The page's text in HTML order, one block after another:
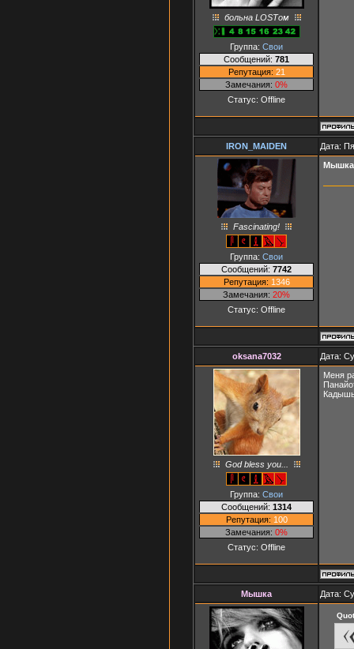
больна LOSTом
Группа: Свои
Сообщений: 781
Репутация: 21
Замечания: 0%
Статус: Offline
IRON_MAIDEN Дата:
Fascinating!
Группа: Свои
Сообщений: 7742
Репутация: 1346
Замечания: 20%
Статус: Offline
Мышка
oksana7032 Дата:
God bless you...
Группа: Свои
Сообщений: 1314
Репутация: 100
Замечания: 0%
Статус: Offline
Меня
Мышка Дата: